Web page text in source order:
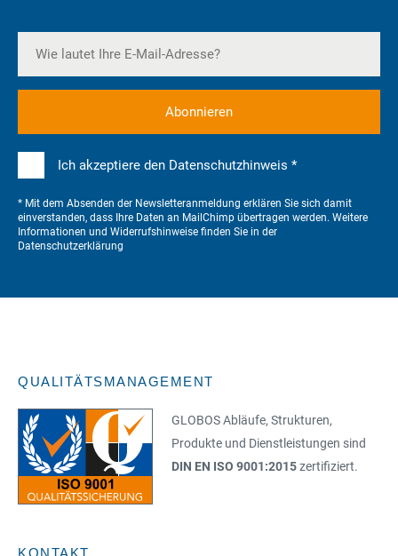
Ich akzeptiere den Datenschutzhinweis *
* Mit dem Absenden der Newsletteranmeldung erklären Sie sich damit
einverstanden, dass Ihre Daten an MailChimp übertragen werden. Weitere
Informationen und Widerrufshinweise finden Sie in der
Datenschutzerklärung
QUALITÄTSMANAGEMENT
GLOBOS Abläufe, Strukturen,
Produkte und Dienstleistungen sind
DIN EN ISO 9001:2015zertifiziert.
KONTAKT